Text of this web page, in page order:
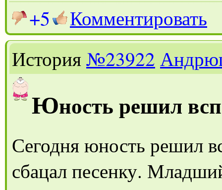
+5
Комментировать
История№23922
Юность решил
Сегодня юность решил
сбацал песенку.